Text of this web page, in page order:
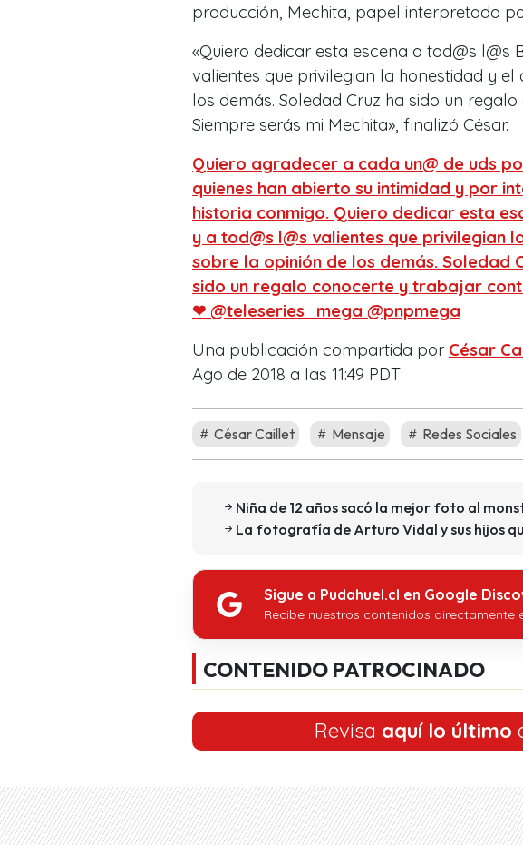
producción, Mechita, papel interpretado
«Quiero dedicar esta escena a tod@s l@s
valientes que privilegian la honestidad y
los demás. Soledad Cruz ha sido un
Siempre serás mi Mechita», finalizó César.
Quiero agradecer a cada un@ de uds
quienes han abierto su intimidad y por
historia conmigo. Quiero dedicar esta
y a tod@s l@s valientes que privilegian
sobre la opinión de los demás. Soledad
sido un regalo conocerte y trabajar
❤ @teleseries_mega @pnpmega
Una publicación compartida por César
Ago de 2018 a las 11:49 PDT
César Caillet Mensaje Redes Sociales
Niña de 12 años sacó la mejor foto al
La fotografía de Arturo Vidal y sus hijos
Sigue a Pudahuel.cl en Google
Recibe nuestros contenidos directamente
CONTENIDO PATROCINADO
Revisa aquí lo último